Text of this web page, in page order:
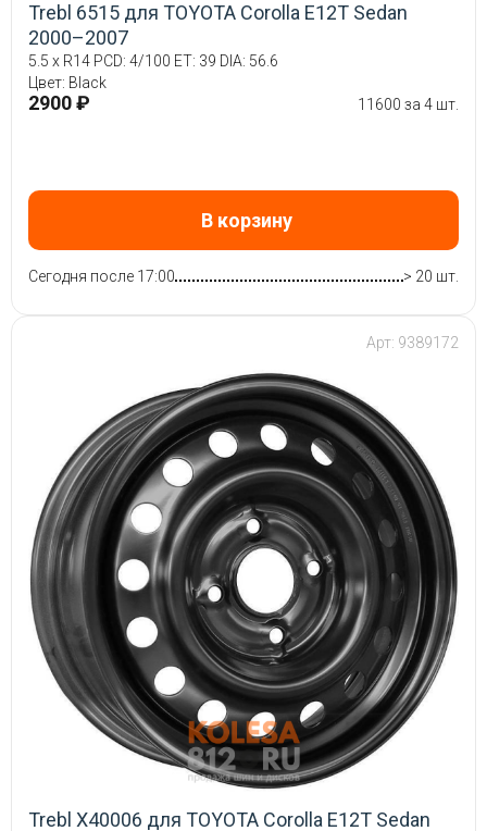
Trebl 6515 для TOYOTA Corolla E12T Sedan
2000–2007
5.5 x R14 PCD: 4/100 ET: 39 DIA: 56.6
Цвет: Black
2900 ₽ 11600 за 4 шт.
В корзину
Сегодня после 17:00 > 20 шт.
Арт: 9389172
Trebl X40006 для TOYOTA Corolla E12T Sedan